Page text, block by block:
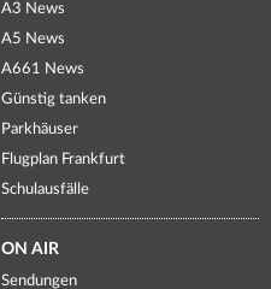
A3 News
A5 News
A661 News
Günstig tanken
Parkhäuser
Flugplan Frankfurt
Schulausfälle
ON AIR
Sendungen